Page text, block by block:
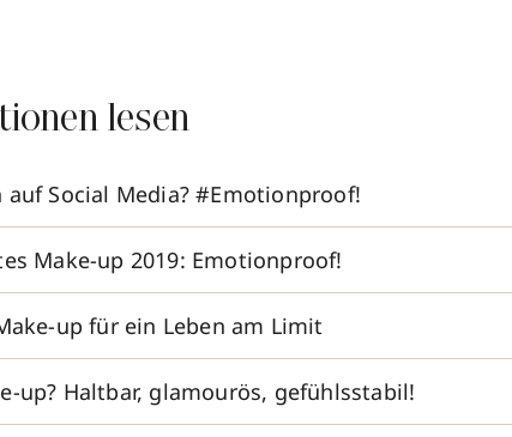
lesen
auf Social Media? #Emotionproof!
Make-up 2019: Emotionproof!
up für ein Leben am Limit
up? Haltbar, glamourös, gefühlsstabil!